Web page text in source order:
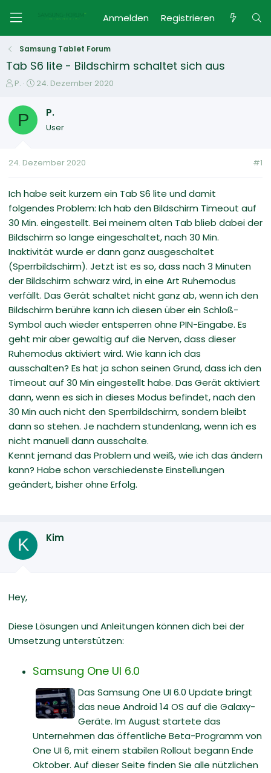
Anmelden Registrieren
Samsung Tablet Forum
Tab S6 lite - Bildschirm schaltet sich aus
E
s
e
e
P.
E
t
t
m
24. Dezember 2020
P P.
User
24. Dezember 2020 #1
Ich habe seit kurzem ein Tab S6 lite und damit
folgendes Problem: Ich hab den Bildschirm Timeout auf
30 Min. eingestellt. Bei meinem alten Tab blieb dabei der
Bildschirm so lange eingeschaltet, nach 30 Min.
Inaktivität wurde er dann ganz ausgeschaltet
(Sperrbildschirm). Jetzt ist es so, dass nach 3 Minuten
der Bildschirm schwarz wird, in eine Art Ruhemodus
verfällt. Das Gerät schaltet nicht ganz ab, wenn ich den
Bildschirm berühre kann ich diesen über ein Schloß-
Symbol auch wieder entsperren ohne PIN-Eingabe. Es
geht mir aber gewaltig auf die Nerven, dass dieser
Ruhemodus aktiviert wird. Wie kann ich das
ausschalten? Es hat ja schon seinen Grund, dass ich den
Timeout auf 30 Min eingestellt habe. Das Gerät aktiviert
dann, wenn es sich in dieses Modus befindet, nach den
30 Min auch nicht den Sperrbildschirm, sondern bleibt
dann so stehen. Je nachdem stundenlang, wenn ich es
nicht manuell dann ausschalte.
Kennt jemand das Problem und weiß, wie ich das ändern
kann? Habe schon verschiedenste Einstellungen
geändert, bisher ohne Erfolg.
K Kim
Hey,
Diese Lösungen und Anleitungen können dich bei der
Umsetzung unterstützen:
Samsung One UI 6.0
Das Samsung One UI 6.0 Update bringt
das neue Android 14 OS auf die Galaxy-
Geräte. Im August startete das
Unternehmen das öffentliche Beta-Programm von
One UI 6, mit einem stabilen Rollout begann Ende
Oktober. Auf dieser Seite finden Sie alle nützlichen